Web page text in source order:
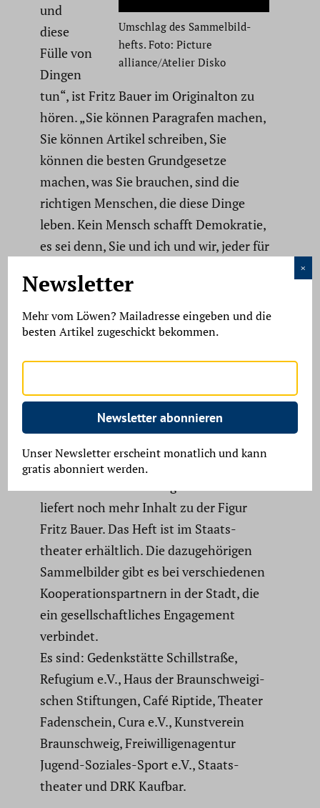
Umschlag des Sammel­bild­
hefts. Foto: Picture
alliance/Atelier Disko
und
diese
Fülle von
Dingen
tun“, ist Fritz Bauer im Origi­nalton zu
hören. „Sie können Paragrafen machen,
Sie können Artikel schreiben, Sie
können die besten Grund­ge­setze
machen, was Sie brauchen, sind die
richtigen Menschen, die diese Dinge
leben. Kein Mensch schafft Demokratie,
es sei denn, Sie und ich und wir, jeder für
Teil des Abends dann die fünf Frauen
auf der Bühne, wie sie darum ringen,
sich selbst für die Demokratie im
Ein schöner Einstieg in die „Fritz Bauer
Fritz Bauer und der Produk­tion. Es ist
liefert noch mehr Inhalt zu der Figur
Fritz Bauer. Das Heft ist im Staats­
theater erhält­lich. Die dazuge­hö­rigen
Sammel­bilder gibt es bei verschie­denen
Koope­ra­ti­ons­part­nern in der Stadt, die
ein gesell­schaft­li­ches Engage­ment
verbindet.
Es sind: Gedenk­stätte Schill­straße,
Refugium e.V., Haus der Braun­schwei­gi­
schen Stiftungen, Café Riptide, Theater
Faden­schein, Cura e.V., Kunst­verein
Braun­schweig, Freiwil­li­gen­agentur
Jugend-Soziales-Sport e.V., Staats­
theater und DRK Kaufbar.
Newsletter
Mehr vom Löwen? Mailadresse eingeben und die
besten Artikel zugeschickt bekommen.
Newsletter abonnieren
Unser Newsletter erscheint monatlich und kann
gratis abonniert werden.
×